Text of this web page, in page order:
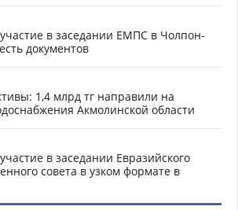
в заседании ЕМПС в Чолпон-
документов
1,4 млрд тг направили на
Акмолинской области
в заседании Евразийского
совета в узком формате в